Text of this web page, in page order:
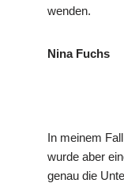
wenden.
Nina Fuchs
In meinem
wurde aber
genau die